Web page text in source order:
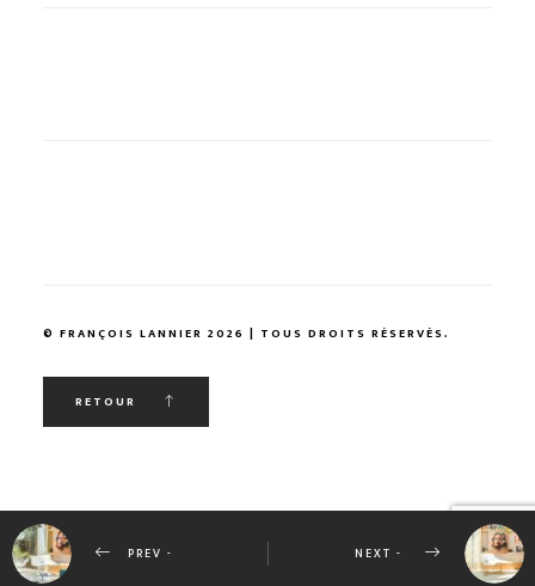
PREV - NEXT -
© FRANÇOIS LANNIER 2026 | TOUS DROITS RÉSERVÉS.
RETOUR